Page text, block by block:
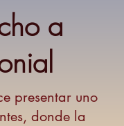
a
presentar uno
donde la